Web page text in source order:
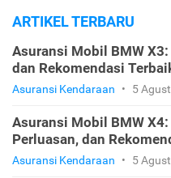
ARTIKEL TERBARU
Asuransi Mobil BMW
dan Rekomendasi
Asuransi Kendaraan • 5
Asuransi Mobil BMW
Perluasan, dan
Asuransi Kendaraan • 5